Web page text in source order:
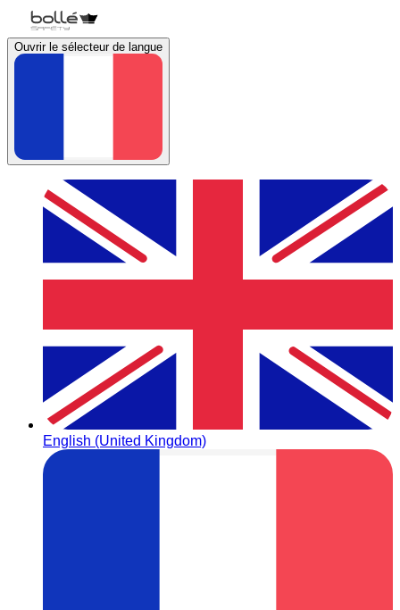
Ouvrir le sélecteur de langue
English (United Kingdom)